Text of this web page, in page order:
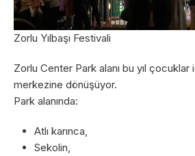
Zorlu Yılbaşı Festivali
Zorlu Center Park alanı bu yıl
merkezine dönüşüyor.
Park alanında:
Atlı karınca,
Sekolin,